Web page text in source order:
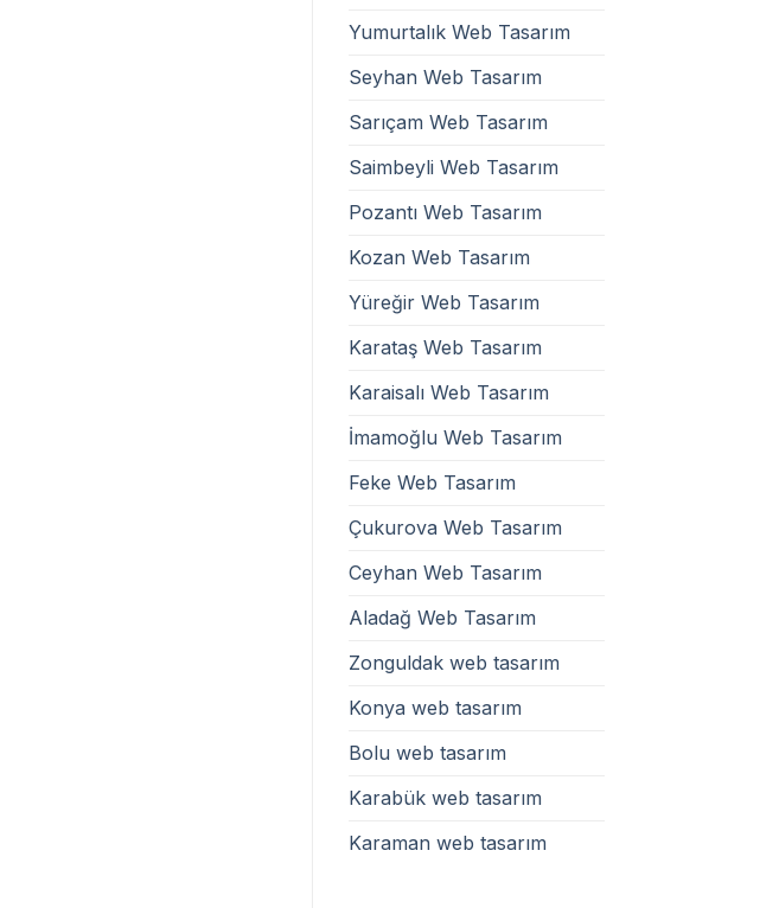
Yumurtalık Web Tasarım
Seyhan Web Tasarım
Sarıçam Web Tasarım
Saimbeyli Web Tasarım
Pozantı Web Tasarım
Kozan Web Tasarım
Yüreğir Web Tasarım
Karataş Web Tasarım
Karaisalı Web Tasarım
İmamoğlu Web Tasarım
Feke Web Tasarım
Çukurova Web Tasarım
Ceyhan Web Tasarım
Aladağ Web Tasarım
Zonguldak web tasarım
Konya web tasarım
Bolu web tasarım
Karabük web tasarım
Karaman web tasarım